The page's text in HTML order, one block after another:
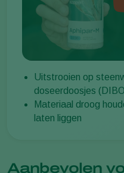
Uitstrooien op
doseerdoosjes
Materiaal droog
laten liggen
Aanbevolen